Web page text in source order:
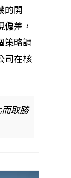
的開
差，
策略調
司在核
取勝